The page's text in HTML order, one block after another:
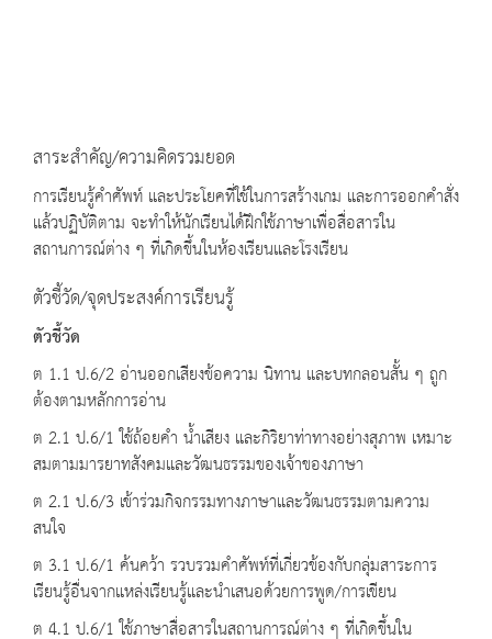
สาระสำคัญ/ความคิดรวมยอด
การเรียนรู้คำศัพท์ และประโยคที่ใช้ในการสร้างเกม และการออกคำสั่ง
แล้วปฏิบัติตาม จะทำให้นักเรียนได้ฝึกใช้ภาษาเพื่อสื่อสารใน
สถานการณ์ต่าง ๆ ที่เกิดขึ้นในห้องเรียนและโรงเรียน
ตัวชี้วัด/จุดประสงค์การเรียนรู้
ตัวชี้วัด
ต 1.1 ป.6/2 อ่านออกเสียงข้อความ นิทาน และบทกลอนสั้น ๆ ถูก
ต้องตามหลักการอ่าน
ต 2.1 ป.6/1 ใช้ถ้อยคำ น้ำเสียง และกิริยาท่าทางอย่างสุภาพ เหมาะ
สมตามมารยาทสังคมและวัฒนธรรมของเจ้าของภาษา
ต 2.1 ป.6/3 เข้าร่วมกิจกรรมทางภาษาและวัฒนธรรมตามความ
สนใจ
ต 3.1 ป.6/1 ค้นคว้า รวบรวมคำศัพท์ที่เกี่ยวข้องกับกลุ่มสาระการ
เรียนรู้อื่นจากแหล่งเรียนรู้และนำเสนอด้วยการพูด/การเขียน
ต 4.1 ป.6/1 ใช้ภาษาสื่อสารในสถานการณ์ต่าง ๆ ที่เกิดขึ้นใน